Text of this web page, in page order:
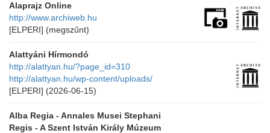
Alaprajz Online
http://www.archiweb.hu
[ELPERI] (megszűnt)
Alattyáni Hírmondó
http://alattyan.hu/?page_id=310
http://alattyan.hu/wp-content/uploads/
[ELPERI] (2026-06-15)
Alba Regia - Annales Musei Stephani
Regis - A Szent István Király Múzeum